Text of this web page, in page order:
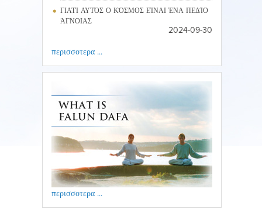
ΓΙΑΤΊ ΑΥΤΌΣ Ο ΚΌΣΜΟΣ ΕΊΝΑΙ ΈΝΑ ΠΕΔΊΟ
ΆΓΝΟΙΑΣ
2024-09-30
περισσοτερα ...
περισσοτερα ...